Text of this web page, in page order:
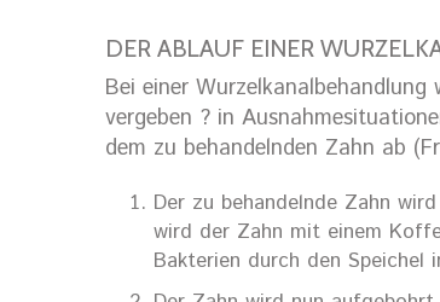
DER ABLAUF EINER
Bei einer
vergeben ? in
dem zu behandelnden Zahn ab
Der zu behandelnde Zahn
wird der Zahn mit einem
Bakterien durch den Speichel